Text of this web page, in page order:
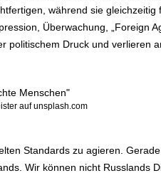
während sie gleichzeitig
Überwachung, „Foreign
Druck und verlieren
auf unsplash.com
Standards zu agieren.
Wir können nicht Russlands